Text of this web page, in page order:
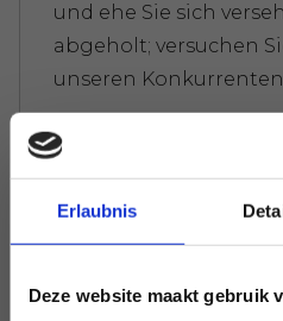
Erlaubnis
Deze website maakt gebruik
und ehe Sie sich
abgeholt; versuchen
unseren
Wir machen es uns
Es gibt eine
Abfall. Überall wird